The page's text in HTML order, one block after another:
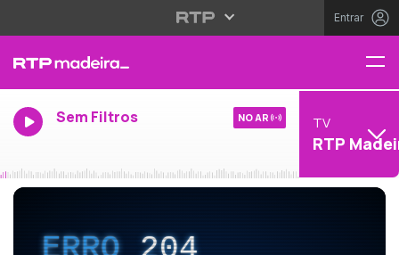
Entrar
Sem Filtros NO AR TV
RTP